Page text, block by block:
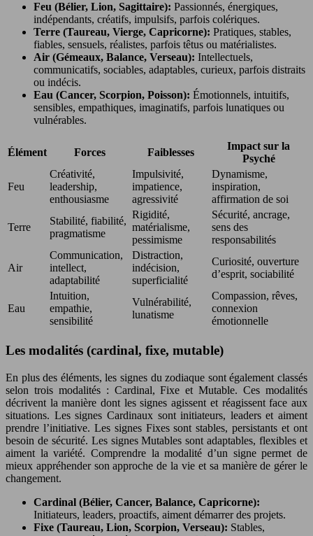
Feu (Bélier, Lion, Sagittaire): Passionnés, énergiques,
indépendants, créatifs, impulsifs, parfois colériques.
Terre (Taureau, Vierge, Capricorne): Pratiques, stables,
fiables, sensuels, réalistes, parfois têtus ou matérialistes.
Air (Gémeaux, Balance, Verseau): Intellectuels,
communicatifs, sociables, adaptables, curieux, parfois distraits
ou indécis.
Eau (Cancer, Scorpion, Poisson): Émotionnels, intuitifs,
sensibles, empathiques, imaginatifs, parfois lunatiques ou
vulnérables.
Élément Forces Faiblesses
Impact sur la
Psyché
Feu
Créativité,
leadership,
enthousiasme
Impulsivité,
impatience,
agressivité
Dynamisme,
inspiration,
affirmation de soi
Terre
Stabilité, fiabilité,
pragmatisme
Rigidité,
matérialisme,
pessimisme
Sécurité, ancrage,
sens des
responsabilités
Air
Communication,
intellect,
adaptabilité
Distraction,
indécision,
superficialité
Curiosité, ouverture
d’esprit, sociabilité
Eau
Intuition,
empathie,
sensibilité
Vulnérabilité,
lunatisme
Compassion, rêves,
connexion
émotionnelle
Les modalités (cardinal, fixe, mutable)
En plus des éléments, les signes du zodiaque sont également classés
selon trois modalités : Cardinal, Fixe et Mutable. Ces modalités
décrivent la manière dont les signes agissent et réagissent face aux
situations. Les signes Cardinaux sont initiateurs, leaders et aiment
prendre l’initiative. Les signes Fixes sont stables, persistants et ont
besoin de sécurité. Les signes Mutables sont adaptables, flexibles et
aiment la variété. Comprendre la modalité d’un signe permet de
mieux appréhender son approche de la vie et sa manière de gérer le
changement.
Cardinal (Bélier, Cancer, Balance, Capricorne):
Initiateurs, leaders, proactifs, aiment démarrer des projets.
Fixe (Taureau, Lion, Scorpion, Verseau): Stables,